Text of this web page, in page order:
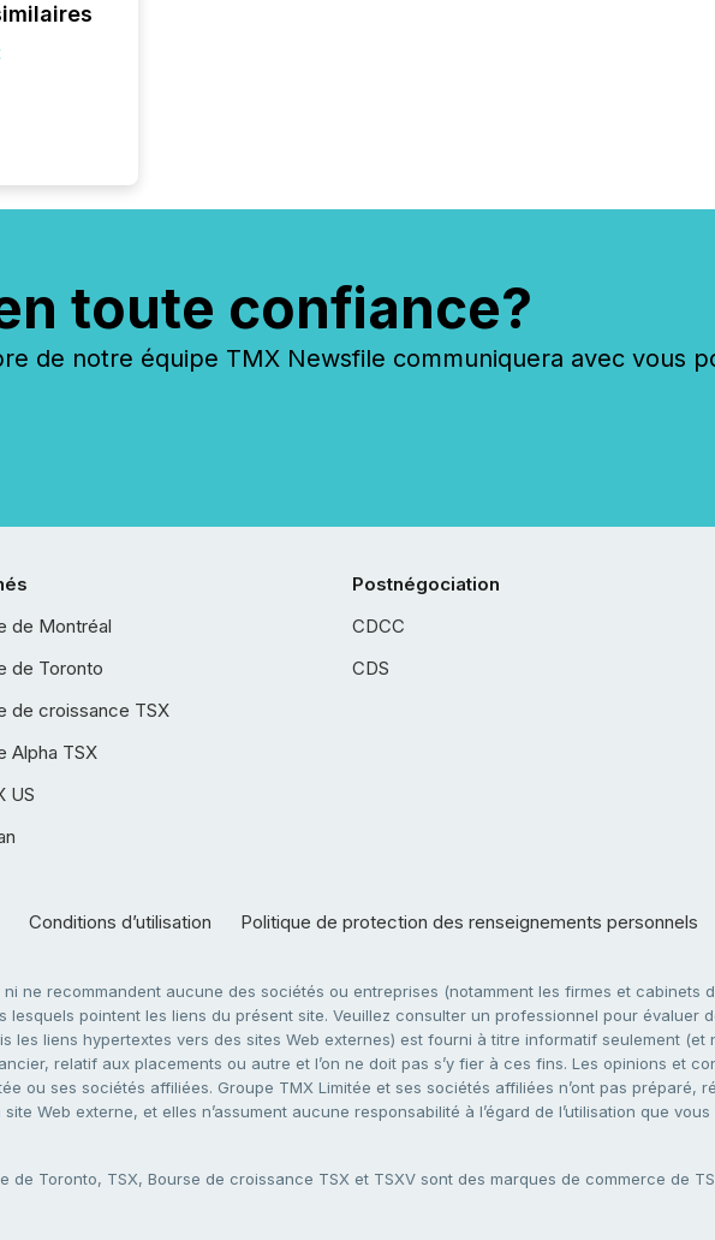
toute confiance?
de notre équipe TMX Newsfile communiquera avec vous
de Montréal
de Toronto
de croissance TSX
Alpha TSX
US
Postnégociation
CDCC
CDS
Conditions d’utilisation Politique de protection des renseignements personnels
ne recommandent aucune des sociétés ou entreprises (notamment les firmes et cabinets
pointent les liens du présent site. Veuillez consulter un professionnel pour évaluer
les liens hypertextes vers des sites Web externes) est fourni à titre informatif seulement
relatif aux placements ou autre et l’on ne doit pas s’y fier à ces fins. Les opinions et
ou ses sociétés affiliées. Groupe TMX Limitée et ses sociétés affiliées n’ont pas préparé,
Web externe, et elles n’assument aucune responsabilité à l’égard de l’utilisation que
de Toronto, TSX, Bourse de croissance TSX et TSXV sont des marques de commerce de